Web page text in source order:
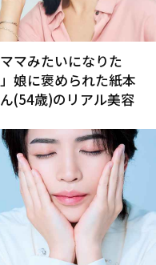
ママみたいになりた
娘に褒められた紙本
(54歳)のリアル美容